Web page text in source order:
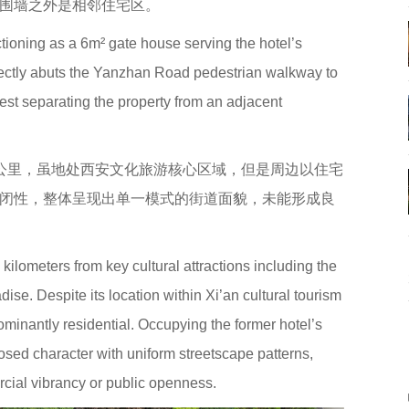
墙之外是相邻住宅区。
as a 6m² gate house serving the hotel’s
abuts the Yanzhan Road pedestrian walkway to
separating the property from an adjacent
，虽地处西安文化旅游核心区域，但是周边以住宅
性，整体呈现出单一模式的街道面貌，未能形成良
from key cultural attractions including the
Despite its location within Xi’an cultural tourism
residential. Occupying the former hotel’s
character with uniform streetscape patterns,
vibrancy or public openness.